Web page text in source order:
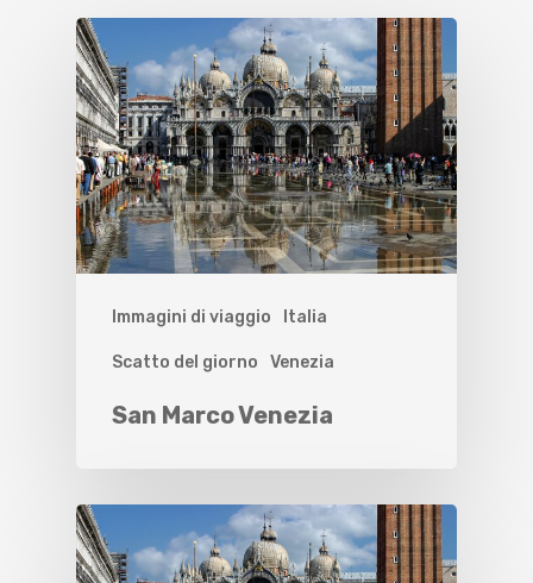
Immagini di viaggio Italia
Scatto del giorno Venezia
San Marco Venezia